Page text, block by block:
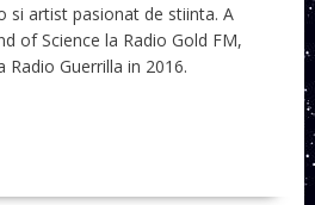
si artist pasionat de stiinta. A
of Science la Radio Gold FM,
Radio Guerrilla in 2016.